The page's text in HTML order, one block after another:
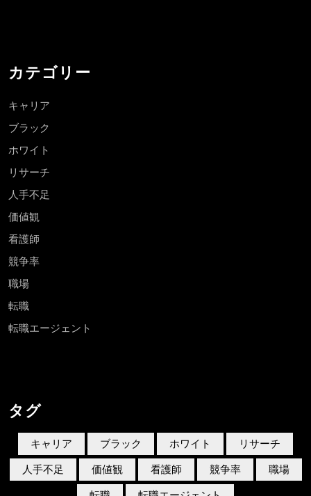
カテゴリー
キャリア
ブラック
ホワイト
リサーチ
人手不足
価値観
看護師
競争率
職場
転職
転職エージェント
タグ
キャリア ブラック ホワイト リサーチ
人手不足 価値観 看護師 競争率 職場